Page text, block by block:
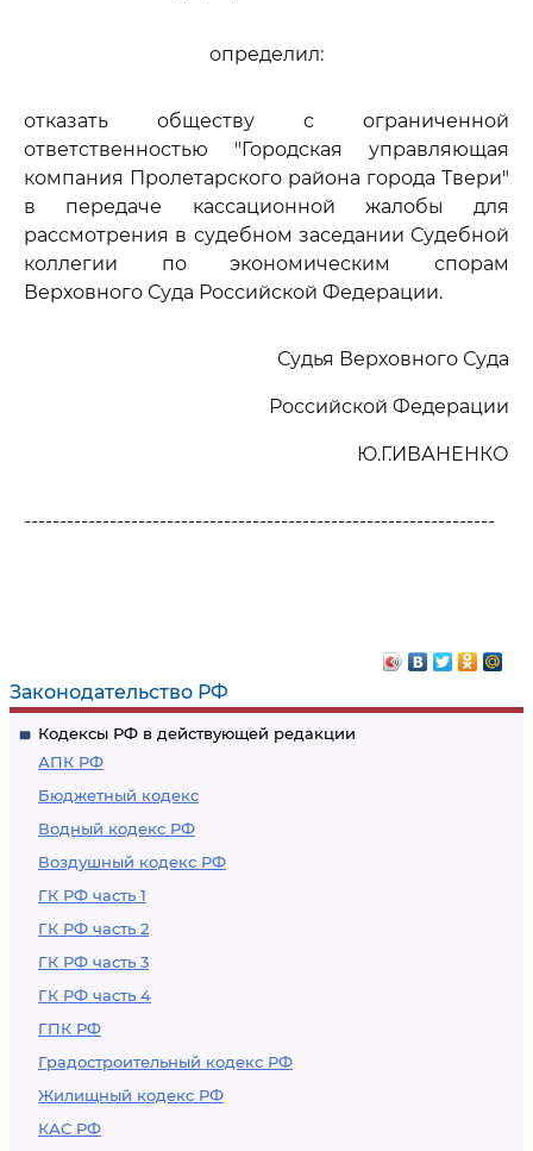
Законодательство РФ
Кодексы РФ в действующей редакции
АПК РФ
Бюджетный кодекс
Водный кодекс РФ
Воздушный кодекс РФ
ГК РФ часть 1
ГК РФ часть 2
ГК РФ часть 3
ГК РФ часть 4
ГПК РФ
Градостроительный кодекс РФ
Жилищный кодекс РФ
КАС РФ
определил:
отказать обществу с ограниченной
ответственностью "Городская управляющая
компания Пролетарского района города Твери"
в передаче кассационной жалобы для
рассмотрения в судебном заседании Судебной
коллегии по экономическим спорам
Верховного Суда Российской Федерации.
Судья Верховного Суда
Российской Федерации
Ю.Г.ИВАНЕНКО
------------------------------------------------------------------